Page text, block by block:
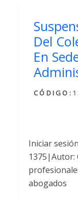
Del
En
CÓDIGO:
Iniciar
1375|Autor:
abogados